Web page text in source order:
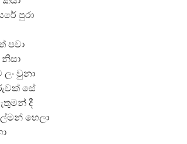
පුරා
පවා
නිසා
වුනා
සේ
දී
හෙලා